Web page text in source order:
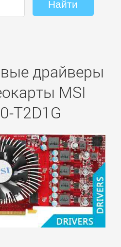
драйверы
MSI
T2D1G